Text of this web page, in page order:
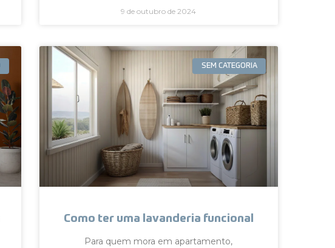
9 de outubro de 2024
SEM CATEGORIA
Como ter uma lavanderia funcional
Para quem mora em apartamento,